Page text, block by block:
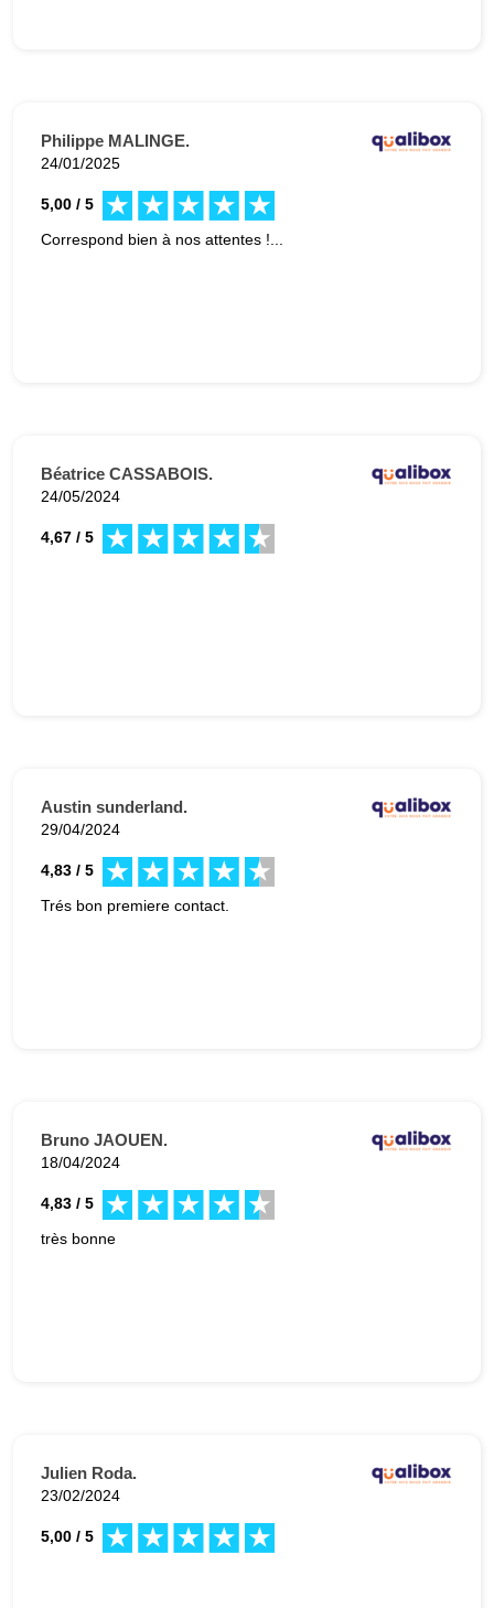
Philippe MALINGE.
24/01/2025
5,00 / 5
Correspond bien à nos attentes !...
Béatrice CASSABOIS.
24/05/2024
4,67 / 5
Austin sunderland.
29/04/2024
4,83 / 5
Trés bon premiere contact.
Bruno JAOUEN.
18/04/2024
4,83 / 5
très bonne
Julien Roda.
23/02/2024
5,00 / 5